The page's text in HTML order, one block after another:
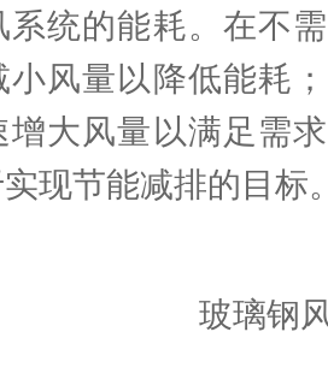
系统的能耗。在不
小风量以降低能耗
增大风量以满足需
现节能减排的目标